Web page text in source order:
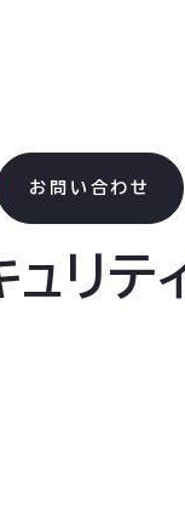
お問い合わせ
リテ